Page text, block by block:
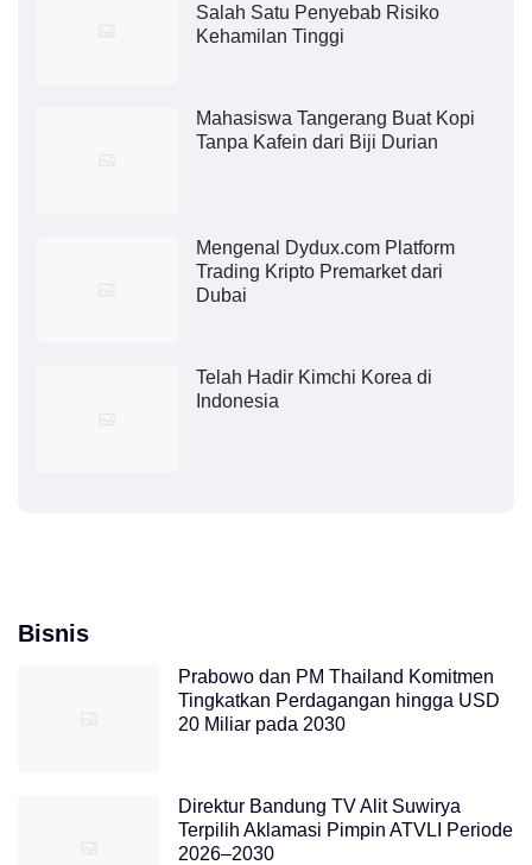
Salah Satu Penyebab Risiko
Kehamilan Tinggi
Mahasiswa Tangerang Buat Kopi
Tanpa Kafein dari Biji Durian
Mengenal Dydux.com Platform
Trading Kripto Premarket dari
Dubai
Telah Hadir Kimchi Korea di
Indonesia
Bisnis
Prabowo dan PM Thailand Komitmen
Tingkatkan Perdagangan hingga USD
20 Miliar pada 2030
Direktur Bandung TV Alit Suwirya
Terpilih Aklamasi Pimpin ATVLI Periode
2026–2030